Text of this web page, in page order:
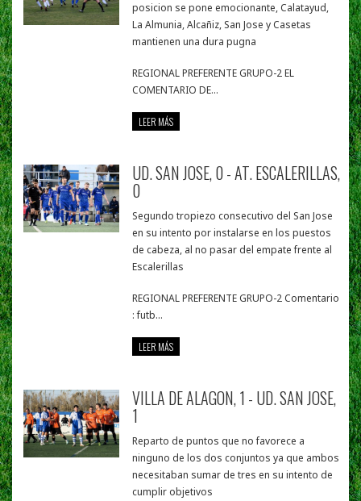
posicion se pone emocionante, Calatayud,
La Almunia, Alcañiz, San Jose y Casetas
mantienen una dura pugna
REGIONAL PREFERENTE GRUPO-2 EL
COMENTARIO DE...
LEER MÁS
UD. SAN JOSE, 0 - AT. ESCALERILLAS,
0
Segundo tropiezo consecutivo del San Jose
en su intento por instalarse en los puestos
de cabeza, al no pasar del empate frente al
Escalerillas
REGIONAL PREFERENTE GRUPO-2 Comentario
: futb...
LEER MÁS
VILLA DE ALAGON, 1 - UD. SAN JOSE,
1
Reparto de puntos que no favorece a
ninguno de los dos conjuntos ya que ambos
necesitaban sumar de tres en su intento de
cumplir objetivos